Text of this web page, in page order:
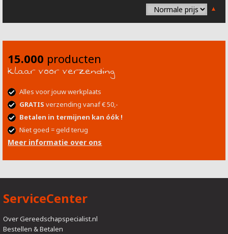
15.000 producten
klaar voor verzending
Alles voor jouw werkplaats
GRATIS verzending vanaf € 50,-
Betalen in termijnen kan óók !
Niet goed = geld terug
Meer informatie over ons
ServiceCenter
Over Gereedschapspecialist.nl
Bestellen & Betalen